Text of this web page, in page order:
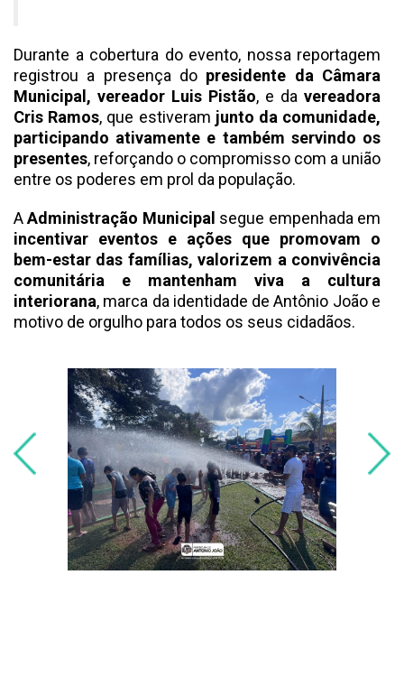
Durante a cobertura do evento, nossa reportagem
registrou a presença do presidente da Câmara
Municipal, vereador Luis Pistão, e da vereadora
Cris Ramos, que estiveram junto da comunidade,
participando ativamente e também servindo os
presentes, reforçando o compromisso com a união
entre os poderes em prol da população.
AAdministração Municipal segue empenhada em
incentivar eventos e ações que promovam o
bem-estar das famílias, valorizem a convivência
comunitária e mantenham viva a cultura
interiorana, marca da identidade de Antônio João e
motivo de orgulho para todos os seus cidadãos.